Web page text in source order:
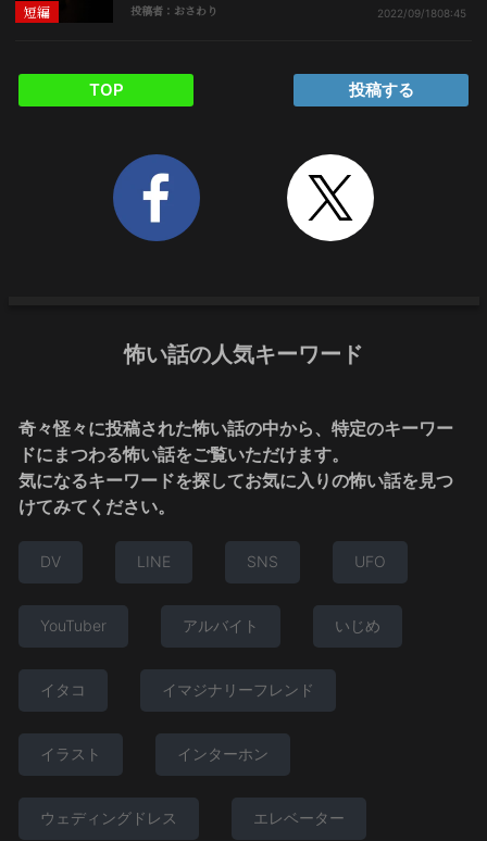
短編 投稿者：おさわり 2022/09/1808:45
TOP 投稿する
怖い話の人気キーワード
奇々怪々に投稿された怖い話の中から、特定のキーワー
ドにまつわる怖い話をご覧いただけます。
気になるキーワードを探してお気に入りの怖い話を見つ
けてみてください。
DV LINE SNS UFO
YouTuber アルバイト いじめ
イタコ イマジナリーフレンド
イラスト インターホン
ウェディングドレス エレベーター